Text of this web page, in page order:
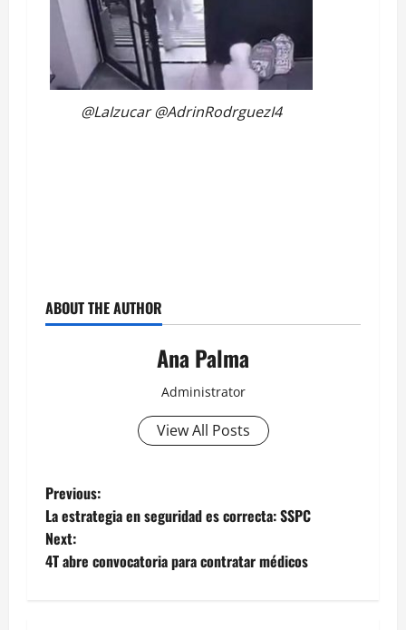
@LaIzucar @AdrinRodrguezI4
ABOUT THE AUTHOR
Ana Palma
Administrator
View All Posts
Post
navigation
Previous:
La estrategia en seguridad es correcta: SSPC
Next:
4T abre convocatoria para contratar médicos